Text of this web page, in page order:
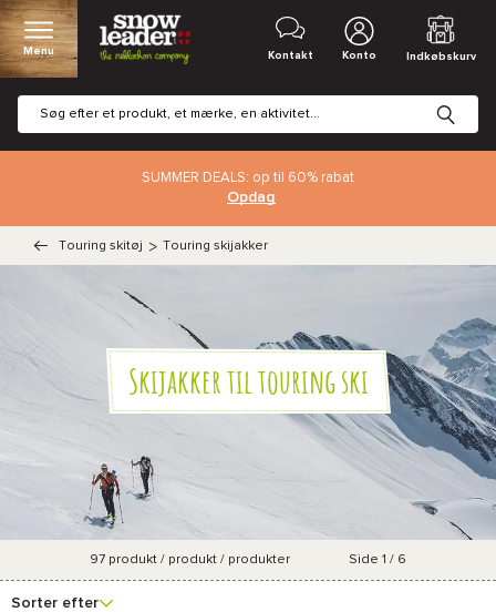
Menu Kontakt Konto Indkøbskurv
SUMMER DEALS: op til 60% rabat
Opdag
Touring skitøj > Touring skijakker
Skijakker til touring ski
Mærke Pris Størrelse
flere
97 produkt / produkt / produkter Side 1 / 6
Sorter efter